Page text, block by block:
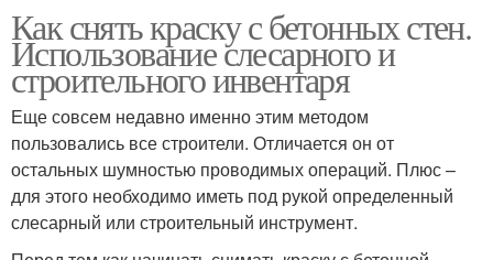
Как снять краску с бетонных стен.
Использование слесарного и
строительного инвентаря
Еще совсем недавно именно этим методом
пользовались все строители. Отличается он от
остальных шумностью проводимых операций. Плюс –
для этого необходимо иметь под рукой определенный
слесарный или строительный инструмент.